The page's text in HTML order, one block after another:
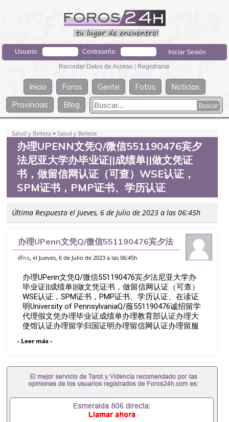
Usuario: Contraseña:
Recordar Datos de Acceso | Registrarse
Inicio Foros Gente Fotos
Noticias
Provincias
Blog
Salud y Belleza >Salud y Belleza
办理UPENN文凭Q/微信551190476宾夕
法尼亚大学办毕业证||成绩单||做文凭证
书，做留信网认证（可查）WSE认证，
SPM证书，PMP证书、学历认证
Última Respuesta el Jueves, 6 de Julio de 2023 a las 06:45h
办理UPenn文凭Q/微信551190476宾夕法
尼亚大学办毕业证||成绩单||做文凭证书，做
书，PMP证书、学历认证
dfns , el Jueves, 6 de Julio de 2023 a las 06:45h
办理UPenn文凭Q/微信551190476宾夕法尼亚大学办
毕业证||成绩单||做文凭证书，做留信网认证（可查）
WSE认证，SPM证书，PMP证书、学历认证、在读证
明University of PennsylvaniaQ/薇551190476诚招留学
代理假文凭办理毕业证成绩单办理教育部认证办理大
使馆认证办理留学归国证明办理留信网认证办理留服
位证书办理美国文凭办理澳洲文凭办理英国文凭办理
业证+成绩单+留学回国人员证明+教育部认证,录取通
知书，雅思。（全套留学回国必备证明材料，给父母
及亲朋好友一份完美交代）； 2、雅思、托福，
校、转学，甚至是申请工签都可以用到）。 注：上述
材料，随时都可以安排办理，毕业证成绩单，学校，
- Leer más -